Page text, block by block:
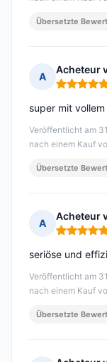
Übersetzte
A
Acheteur
Hinweis: 5
Veröffentlicht am
nach einem Kauf
super mit
Übersetzte
A
Acheteur
Hinweis: 5
Veröffentlicht am
nach einem Kauf
seriöse und
Übersetzte